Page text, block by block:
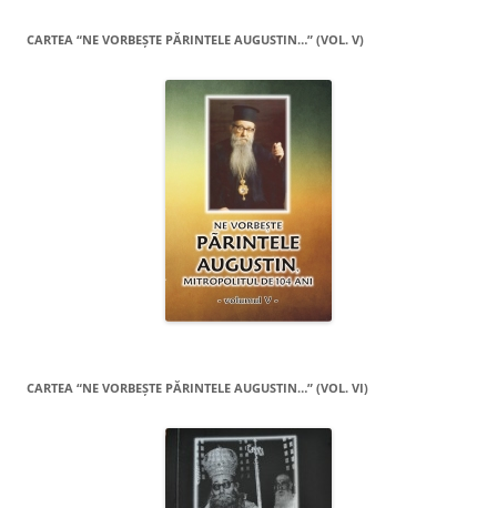
CARTEA “NE VORBEŞTE PĂRINTELE AUGUSTIN…” (VOL. V)
CARTEA “NE VORBEŞTE PĂRINTELE AUGUSTIN…” (VOL. VI)